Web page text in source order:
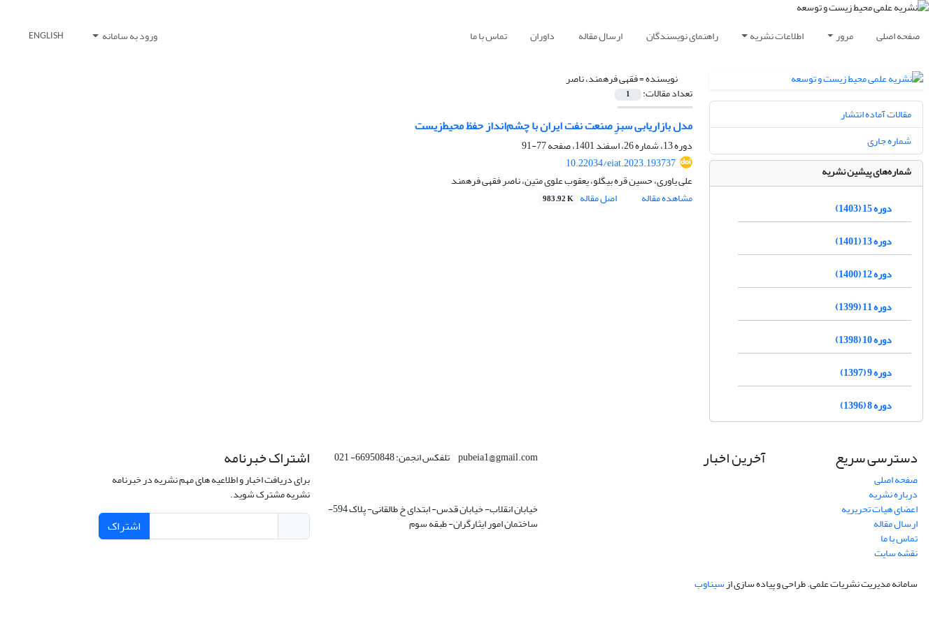
صفحه اصلی مرور اطلاعات نشریه راهنمای نویسندگان ارسال مقاله داوران تماس با ما ورود به سامانه ENGLISH
نویسنده =فقهی فرهمند، ناصر
تعداد مقالات: 1
مدل بازاریابی سبزِ صنعت نفت ایران با چشم‌‌انداز حفظ محیط‌‌زیست
دوره 13، شماره 26، اسفند 1401، صفحه
77-91
10.22034/eiat.2023.193737
علی یاوری، حسین قره بیگلو، یعقوب علوی متین، ناصر فقهی فرهمند
مشاهده مقاله
اصل مقاله 983.92 K
مقالات آماده انتشار
شماره جاری
شماره‌های پیشین نشریه
دوره 15 (1403)
دوره 13 (1401)
دوره 12 (1400)
دوره 11 (1399)
دوره 10 (1398)
دوره 9 (1397)
دوره 8 (1396)
دسترسی سریع
صفحه اصلی
درباره نشریه
اعضای هیات تحریریه
ارسال مقاله
تماس با ما
نقشه سایت
آخرین اخبار pubeia1@gmail.com تلفکس انجمن: 66950848- 021
خیابان انقلاب- خیابان قدس- ابتدای خ طالقانی- پلاک 594-
ساختمان امور ایثارگران- طبقه سوم
اشتراک خبرنامه
برای دریافت اخبار و اطلاعیه های مهم نشریه در خبرنامه
نشریه مشترک شوید.
اشتراک
سامانه مدیریت نشریات علمی.طراحی و پیاده سازی ازسیناوب